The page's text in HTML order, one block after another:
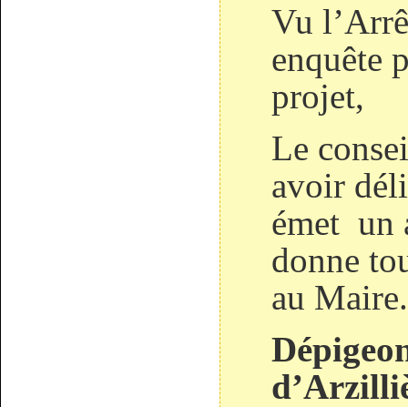
Vu
enquête
projet,
Le
avoir
émet un
donne
au Maire.